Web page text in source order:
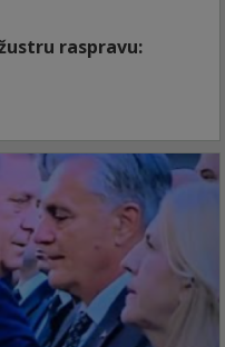
raspravu: